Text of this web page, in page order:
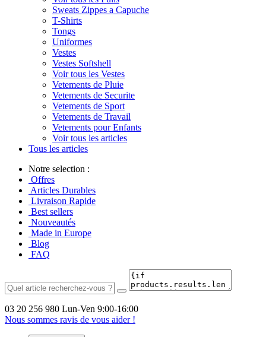
Sweats Zippes a Capuche
T-Shirts
Tongs
Uniformes
Vestes
Vestes Softshell
Voir tous les Vestes
Vetements de Pluie
Vetements de Securite
Vetements de Sport
Vetements de Travail
Vetements pour Enfants
Voir tous les articles
Tous les articles
Notre selection :
Offres
Articles Durables
Livraison Rapide
Best sellers
Nouveautés
Made in Europe
Blog
FAQ
03 20 256 980 Lun-Ven 9:00-16:00
Nous sommes ravis de vous aider !